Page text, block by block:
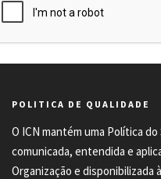
POLITICA DE QUALIDADE
O ICN mantém uma Política
comunicada, entendida e
Organização e disponibilizada